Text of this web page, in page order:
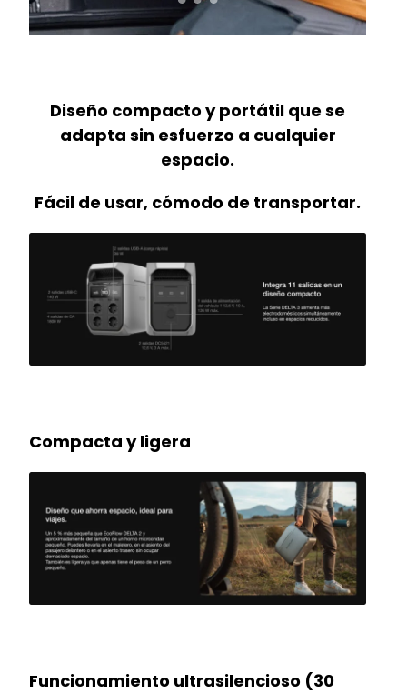
Diseño compacto y portátil que se
adapta sin esfuerzo a cualquier
espacio.
Fácil de usar, cómodo de transportar.
Compacta y ligera
Funcionamiento ultrasilencioso (30